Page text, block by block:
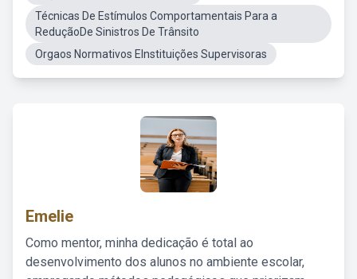
Técnicas De Estímulos Comportamentais Para a
ReduçãoDe Sinistros De Trânsito
Orgaos Normativos EInstituições Supervisoras
Emelie
Como mentor, minha dedicação é total ao
desenvolvimento dos alunos no ambiente escolar,